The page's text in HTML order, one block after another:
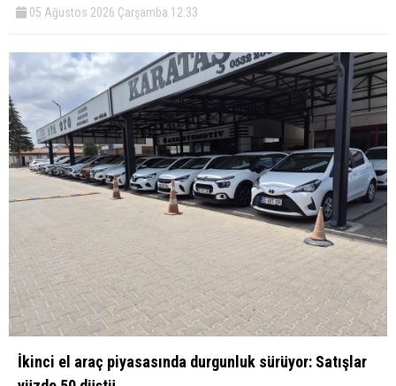
05 Ağustos 2026 Çarşamba 12:33
İkinci el araç piyasasında durgunluk sürüyor: Satışlar